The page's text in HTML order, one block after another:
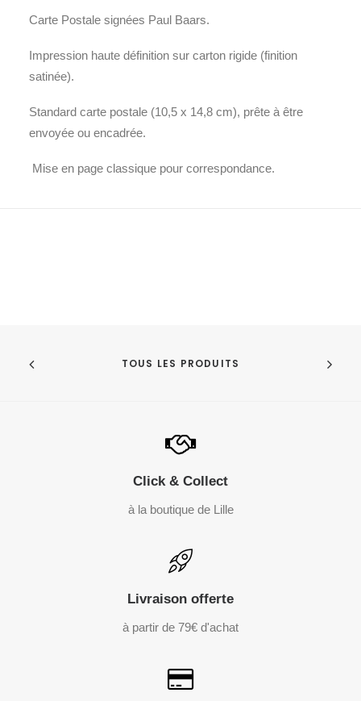
Carte Postale signées Paul Baars.
Impression haute définition sur carton rigide (finition
satinée).
Standard carte postale (10,5 x 14,8 cm), prête à être
envoyée ou encadrée.
Mise en page classique pour correspondance.
TOUS LES PRODUITS
Click & Collect
à la boutique de Lille
Livraison offerte
à partir de 79€ d'achat